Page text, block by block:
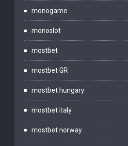
monogame
monoslot
mostbet
mostbet GR
mostbet hungary
mostbet italy
mostbet norway